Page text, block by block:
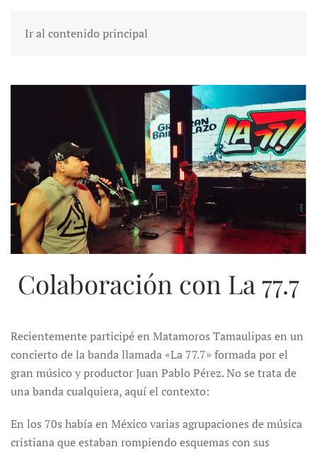
Ir al contenido principal
Colaboración con La 77.7
Recientemente participé en Matamoros Tamaulipas en un
concierto de la banda llamada «La 77.7» formada por el
gran músico y productor Juan Pablo Pérez. No se trata de
una banda cualquiera, aquí el contexto:
En los 70s había en México varias agrupaciones de música
cristiana que estaban rompiendo esquemas con sus